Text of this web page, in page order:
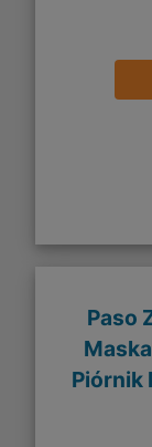
Paso
Piórnik